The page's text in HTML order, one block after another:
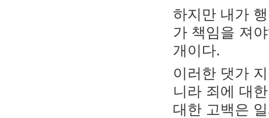
하지만 내가
가 책임을 져
개이다.
이러한 댓가
니라 죄에 대
대한 고백은